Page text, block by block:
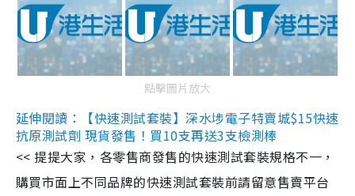
點擊圖片放大
延伸閱讀：【快速測試套裝】深水埗電子特賣城$15快速
抗原測試劑 現貨發售！買10支再送3支檢測棒
<< 提提大家，各零售商發售的快速測試套裝規格不一，
購買市面上不同品牌的快速測試套裝前請留意售賣平台